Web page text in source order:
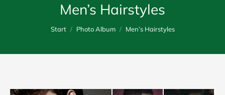
Men’s Hairstyles
Sie befinden sich hier:
Start Photo Album Men’s Hairstyles